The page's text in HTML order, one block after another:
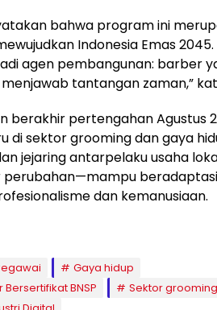
bahwa program ini
Indonesia Emas
agen pembangunan: barber
tantangan zaman,”
berakhir pertengahan Agustus
di sektor grooming dan gaya
jejaring antarpelaku usaha
perubahan—mampu
dan kemanusiaan.
Gaya hidup
BNSP
Sektor grooming